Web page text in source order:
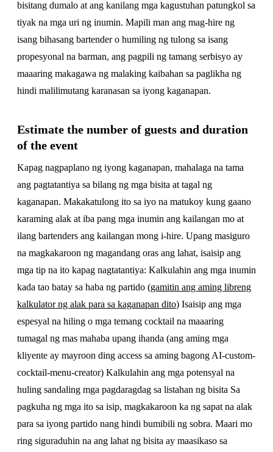
bisitang dumalo at ang kanilang mga kagustuhan patungkol sa
tiyak na mga uri ng inumin. Mapili man ang mag-hire ng
isang bihasang bartender o humiling ng tulong sa isang
propesyonal na barman, ang pagpili ng tamang serbisyo ay
maaaring makagawa ng malaking kaibahan sa paglikha ng
hindi malilimutang karanasan sa iyong kaganapan.
Estimate the number of guests and duration
of the event
Kapag nagpaplano ng iyong kaganapan, mahalaga na tama
ang pagtatantiya sa bilang ng mga bisita at tagal ng
kaganapan. Makakatulong ito sa iyo na matukoy kung gaano
karaming alak at iba pang mga inumin ang kailangan mo at
ilang bartenders ang kailangan mong i-hire. Upang masiguro
na magkakaroon ng magandang oras ang lahat, isaisip ang
mga tip na ito kapag nagtatantiya: Kalkulahin ang mga inumin
kada tao batay sa haba ng partido (gamitin ang aming libreng
kalkulator ng alak para sa kaganapan dito) Isaisip ang mga
espesyal na hiling o mga temang cocktail na maaaring
tumagal ng mas mahaba upang ihanda (ang aming mga
kliyente ay mayroon ding access sa aming bagong AI-custom-
cocktail-menu-creator) Kalkulahin ang mga potensyal na
huling sandaling mga pagdaragdag sa listahan ng bisita Sa
pagkuha ng mga ito sa isip, magkakaroon ka ng sapat na alak
para sa iyong partido nang hindi bumibili ng sobra. Maari mo
ring siguraduhin na ang lahat ng bisita ay maasikaso sa